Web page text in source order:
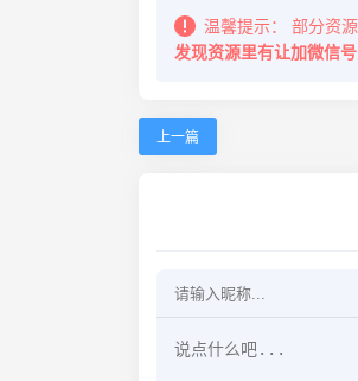
温馨提示：
部分资
发现资源里有让加微信
上一篇